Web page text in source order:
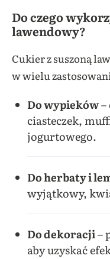
Do czego
lawendowy?
Cukier z suszoną
w wielu
Do wypieków–
ciasteczek,
jogurtowego.
Do herbaty i
wyjątkowy,
Do dekoracji–
aby uzyskać